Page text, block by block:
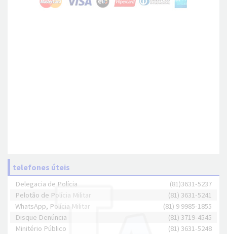
telefones úteis
Delegacia de Polícia
(81)3631-5237
Pelotão de Polícia Militar
(81) 3631-5241
WhatsApp, Polícia Militar
(81) 9 9985-1855
Disque Denúncia
(81) 3719-4545
Minitério Público
(81) 3631-5248